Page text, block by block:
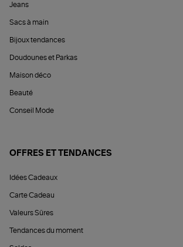
Jeans
Sacs à main
Bijoux tendances
Doudounes et Parkas
Maison déco
Beauté
Conseil Mode
OFFRES ET TENDANCES
Idées Cadeaux
Carte Cadeau
Valeurs Sûres
Tendances du moment